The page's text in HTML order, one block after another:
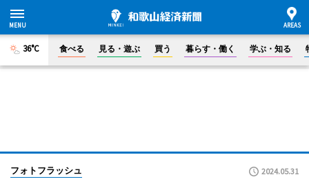
36°C 食べる 見る・遊ぶ 買う 暮らす・働く 学ぶ・知る
フォトフラッシュ 2024.05.31